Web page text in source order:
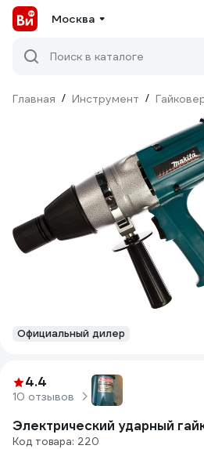
Москва
Поиск в каталоге
Главная / Инструмент /
Официальный дилер
4.4
10 отзывов
Электрический ударный
Код товара: 220